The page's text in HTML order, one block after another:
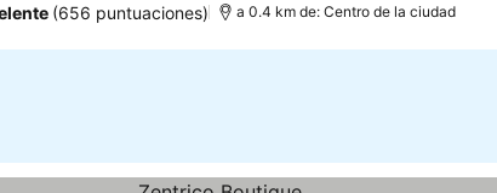
(656 puntuaciones) a 0.4 km de: Centro de la ciudad